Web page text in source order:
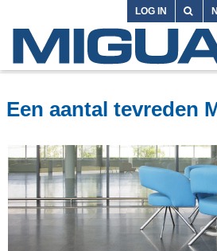
LOG IN
Een aantal tevreden